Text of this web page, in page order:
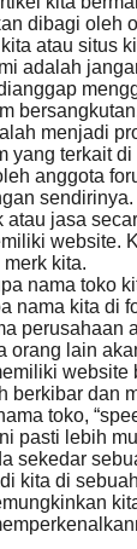
dibagi oleh
atau situs
adalah
menjadi
yang terkait
anggota
sendirinya.
atau jasa
website.
kita.
nama toko
nama kita di
perusahaan
orang lain
website
berkibar dan
toko,
pasti lebih
sekedar
kita di